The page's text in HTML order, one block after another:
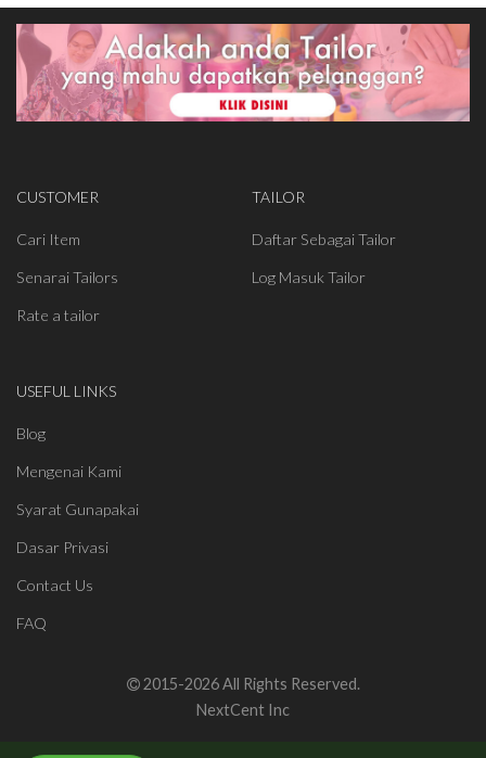
CUSTOMER
Cari Item
Senarai Tailors
Rate a tailor
TAILOR
Daftar Sebagai Tailor
Log Masuk Tailor
USEFUL LINKS
Blog
Mengenai Kami
Syarat Gunapakai
Dasar Privasi
Contact Us
FAQ
2015-2026 All Rights Reserved.
NextCent Inc